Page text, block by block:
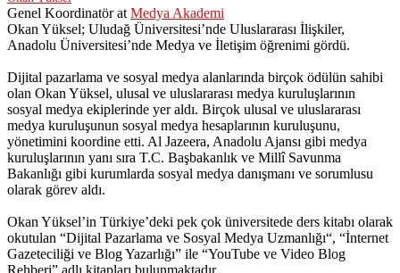
Genel Koordinatörat Medya Akademi
Okan Yüksel; Uludağ Üniversitesi’nde Uluslararası İlişkiler,
Anadolu Üniversitesi’nde Medya ve İletişim öğrenimi gördü.
Dijital pazarlama ve sosyal medya alanlarında birçok ödülün sahibi
olan Okan Yüksel, ulusal ve uluslararası medya kuruluşlarının
sosyal medya ekiplerinde yer aldı. Birçok ulusal ve uluslararası
medya kuruluşunun sosyal medya hesaplarının kuruluşunu,
yönetimini koordine etti. Al Jazeera, Anadolu Ajansı gibi medya
kuruluşlarının yanı sıra T.C. Başbakanlık ve Millî Savunma
Bakanlığı gibi kurumlarda sosyal medya danışmanı ve sorumlusu
olarak görev aldı.
Okan Yüksel’in Türkiye’deki pek çok üniversitede ders kitabı olarak
okutulan “Dijital Pazarlama ve Sosyal Medya Uzmanlığı“, “İnternet
Gazeteciliği ve Blog Yazarlığı” ile “YouTube ve Video Blog
Rehberi” adlı kitapları bulunmaktadır.